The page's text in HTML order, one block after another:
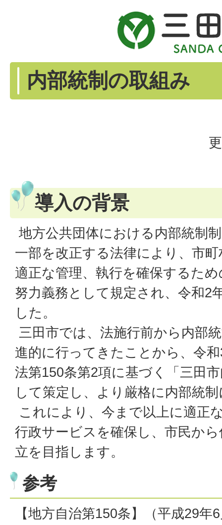
内部統制の取組み
導入の背景
地方公共団体における内部統制
一部を改正する法律により、市
適正な管理、執行を確保するた
努力義務として規定され、令和2
した。
三田市では、法施行前から内部
進的に行ってきたことから、令
法第150条第2項に基づく「三田
して策定し、より厳格に内部統
これにより、今まで以上に適正
行政サービスを確保し、市民か
立を目指します。
参考
【地方自治第150条】（平成29年